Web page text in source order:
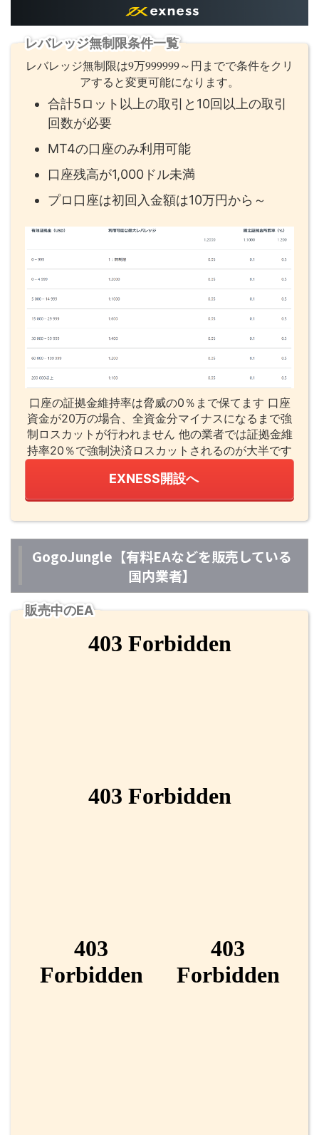
レバレッジ無制限条件一覧
レバレッジ無制限は9万999999～円までで条件をクリ
アすると変更可能になります。
合計5ロット以上の取引と10回以上の取引
回数が必要
MT4の口座のみ利用可能
口座残高が1,000ドル未満
プロ口座は初回入金額は10万円から～
口座の証拠金維持率は脅威の0％まで保てます 口座
資金が20万の場合、全資金分マイナスになるまで強
制ロスカットが行われません 他の業者では証拠金維
持率20％で強制決済ロスカットされるのが大半です
EXNESS開設へ
GogoJungle【有料EAなどを販売している
国内業者】
販売中のEA